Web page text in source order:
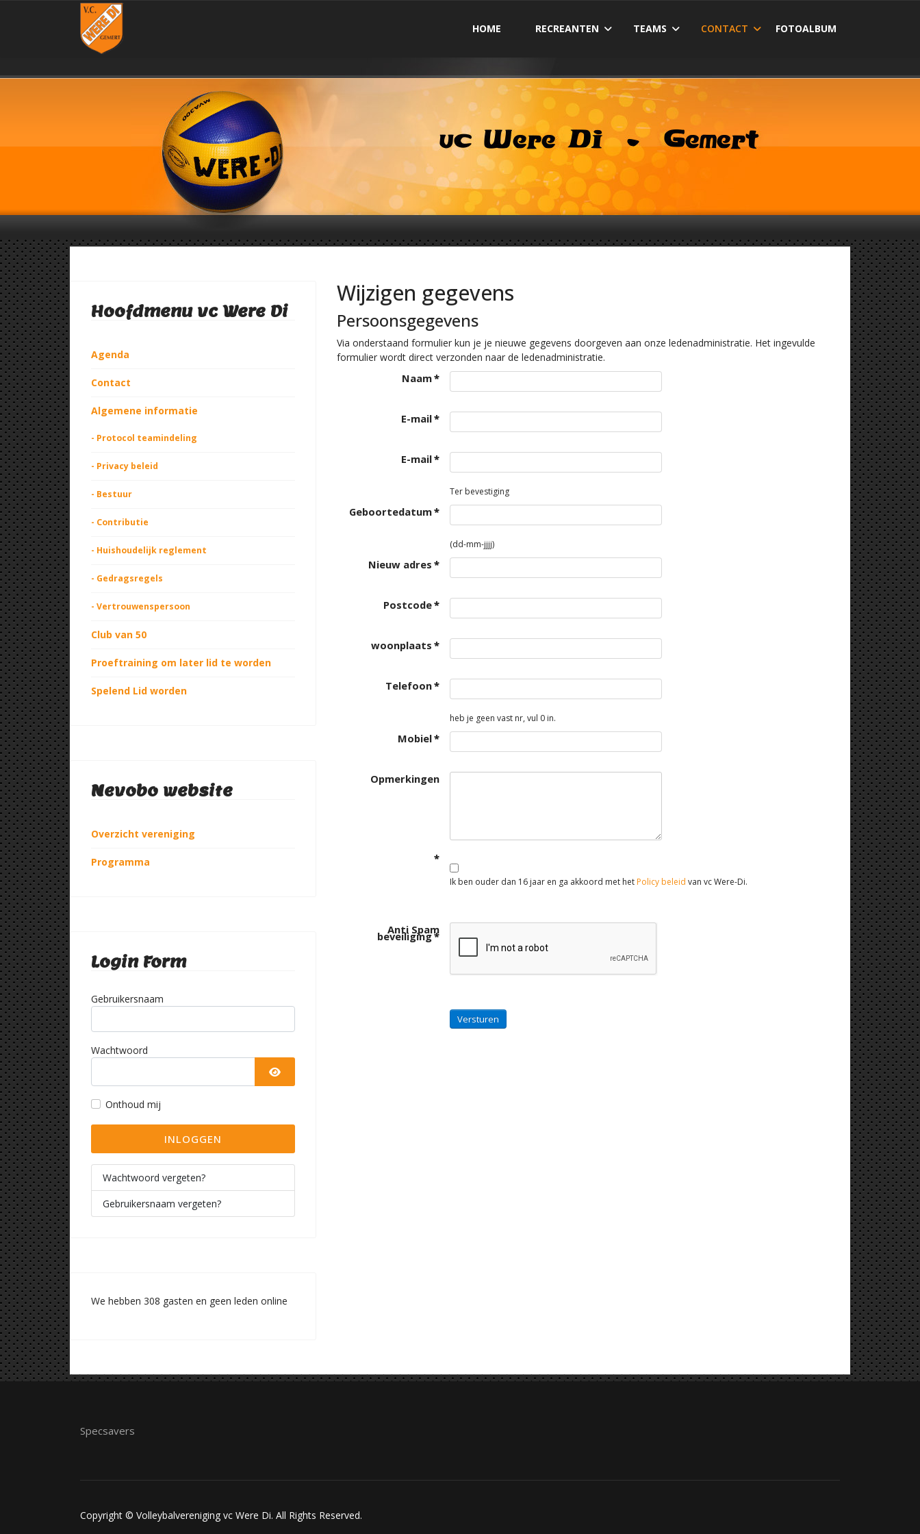
HOME RECREANTEN TEAMS CONTACT FOTOALBUM
Hoofdmenu vc Were Di
Agenda
Contact
Algemene informatie
- Protocol teamindeling
- Privacy beleid
- Bestuur
- Contributie
- Huishoudelijk reglement
- Gedragsregels
- Vertrouwenspersoon
Club van 50
Proeftraining om later lid te worden
Spelend Lid worden
Nevobo website
Overzicht vereniging
Programma
Login Form
Gebruikersnaam
Wachtwoord
TOON WACHTWOORD
Onthoud mij
INLOGGEN
Wachtwoord vergeten?
Gebruikersnaam vergeten?
We hebben 308 gasten en geen leden online
Wijzigen gegevens
Persoonsgegevens
Via onderstaand formulier kun je je nieuwe gegevens doorgeven aan onze ledenadministratie. Het ingevulde
formulier wordt direct verzonden naar de ledenadministratie.
Naam*
E-mail*
E-mail*
Ter bevestiging
Geboortedatum*
(dd-mm-jjjj)
Nieuw adres *
Postcode*
woonplaats *
Telefoon*
heb je geen vast nr, vul 0 in.
Mobiel*
Opmerkingen
*
Ik ben ouder dan 16 jaar en ga akkoord met het Policy beleid van vc Were-Di.
Anti Spam
beveiliging*
Versturen
Specsavers
Copyright © Volleybalvereniging vc Were Di. All Rights Reserved.